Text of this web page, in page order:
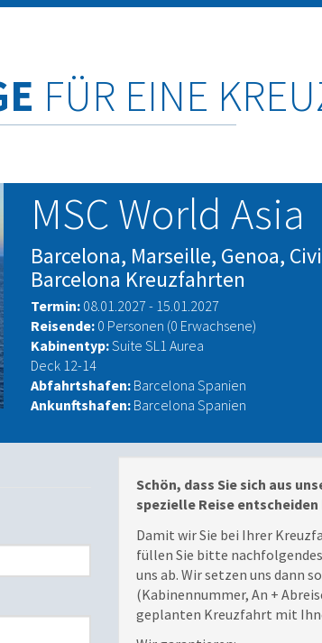
FÜR EINE
MSC World Asia
Barcelona, Marseille, Genoa,
Barcelona Kreuzfahrten
Termin:08.01.2027 - 15.01.2027
Reisende:0 Personen (0 Erwachsene)
Kabinentyp:Suite SL1 Aurea
Deck 12-14
Abfahrtshafen:Barcelona Spanien
Ankunftshafen:Barcelona Spanien
Schön, dass Sie sich aus
spezielle Reise
Damit wir Sie bei Ihrer
füllen Sie bitte
uns ab. Wir setzen uns dann
(Kabinennummer, An +
geplanten Kreuzfahrt mit